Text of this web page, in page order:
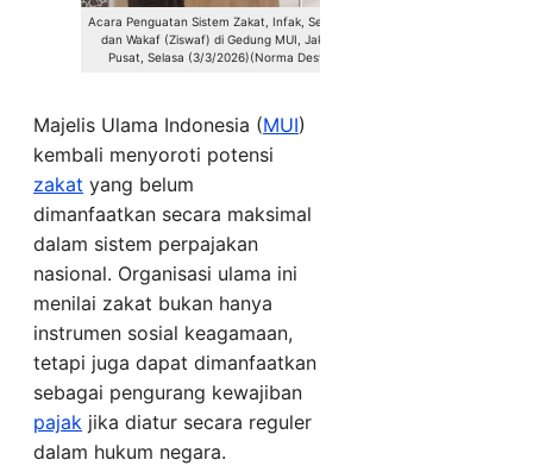
Acara Penguatan Sistem Zakat, Infak, Sedekah,
dan Wakaf (Ziswaf) di Gedung MUI, Jakarta
Pusat, Selasa (3/3/2026)(Norma Desvia)
Majelis Ulama Indonesia (MUI)
kembali menyoroti potensi
zakat yang belum
dimanfaatkan secara maksimal
dalam sistem perpajakan
nasional. Organisasi ulama ini
menilai zakat bukan hanya
instrumen sosial keagamaan,
tetapi juga dapat dimanfaatkan
sebagai pengurang kewajiban
pajak jika diatur secara reguler
dalam hukum negara.